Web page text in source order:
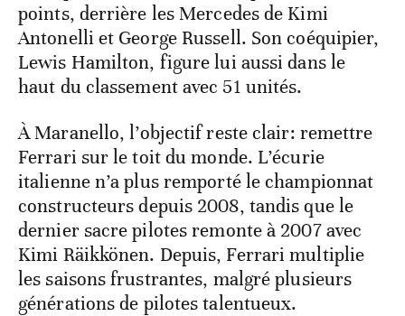
points, derrière les Mercedes de Kimi
Antonelli et George Russell. Son coéquipier,
Lewis Hamilton, figure lui aussi dans le
haut du classement avec 51 unités.
À Maranello, l’objectif reste clair: remettre
Ferrari sur le toit du monde. L’écurie
italienne n’a plus remporté le championnat
constructeurs depuis 2008, tandis que le
dernier sacre pilotes remonte à 2007 avec
Kimi Räikkönen. Depuis, Ferrari multiplie
les saisons frustrantes, malgré plusieurs
générations de pilotes talentueux.